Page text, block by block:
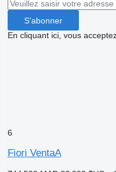
S'abonner
En cliquant ici, vous
6
Fiori VentaA